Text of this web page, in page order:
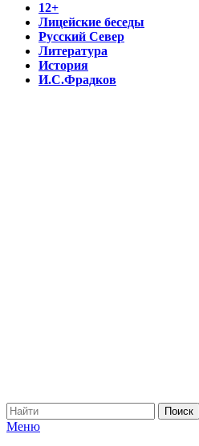
12+
Лицейские беседы
Русский Север
Литература
История
И.С.Фрадков
Меню